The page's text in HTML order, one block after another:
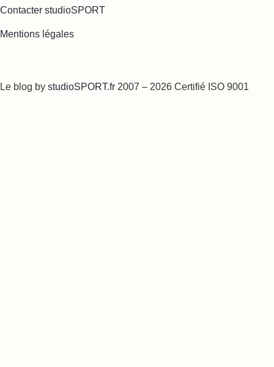
Contacter studioSPORT
Mentions légales
Le blog by studioSPORT.fr 2007 – 2026 Certifié ISO 9001